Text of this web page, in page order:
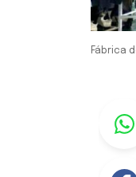
Fábrica